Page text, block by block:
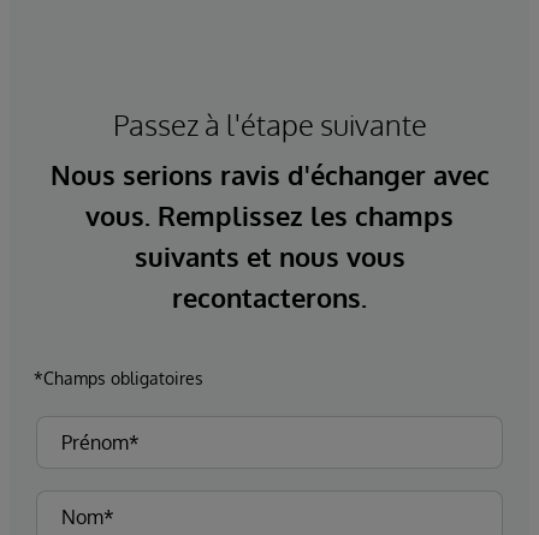
Passez à l'étape suivante
Nous serions ravis d'échanger avec
vous. Remplissez les champs
suivants et nous vous
recontacterons.
*Champs obligatoires